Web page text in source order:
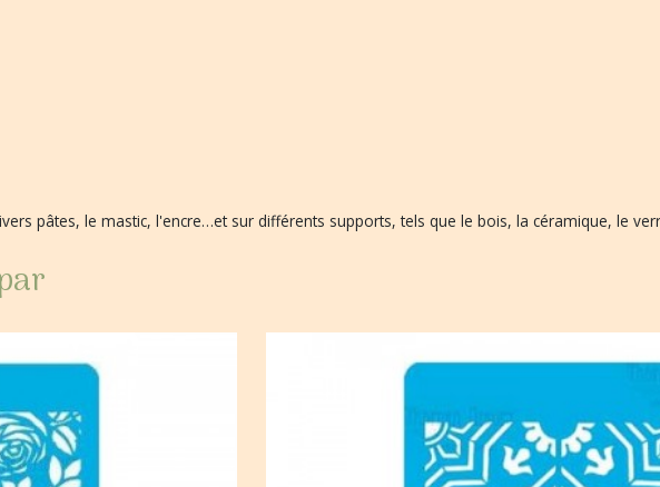
pâtes, le mastic, l'encre…et sur différents supports, tels que le bois, la céramique, le